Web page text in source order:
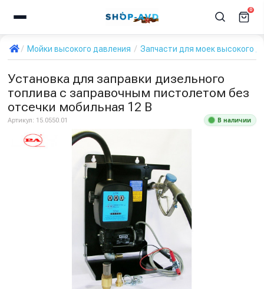
0
Мойки высокого давления Запчасти для моек высокого
Установка для заправки дизельного
топлива с заправочным пистолетом без
отсечки мобильная 12 В
Артикул: 15.0550.01 В наличии